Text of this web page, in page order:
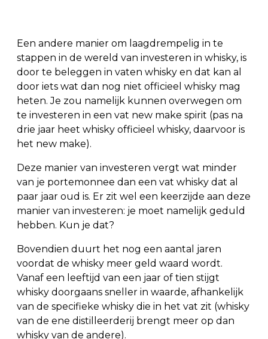
Een andere manier om laagdrempelig in te
stappen in de wereld van investeren in whisky, is
door te beleggen in vaten whisky en dat kan al
door iets wat dan nog niet officieel whisky mag
heten. Je zou namelijk kunnen overwegen om
te investeren in een vat new make spirit (pas na
drie jaar heet whisky officieel whisky, daarvoor is
het new make).
Deze manier van investeren vergt wat minder
van je portemonnee dan een vat whisky dat al
paar jaar oud is. Er zit wel een keerzijde aan deze
manier van investeren: je moet namelijk geduld
hebben. Kun je dat?
Bovendien duurt het nog een aantal jaren
voordat de whisky meer geld waard wordt.
Vanaf een leeftijd van een jaar of tien stijgt
whisky doorgaans sneller in waarde, afhankelijk
van de specifieke whisky die in het vat zit (whisky
van de ene distilleerderij brengt meer op dan
whisky van de andere).